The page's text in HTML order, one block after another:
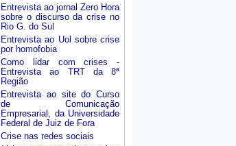
Entrevista ao jornal Zero Hora
sobre o discurso da crise no
Rio G. do Sul
Entrevista ao Uol sobre crise
por homofobia
Como lidar com crises -
Entrevista ao TRT da 8ª
Região
Entrevista ao site do Curso
de Comunicação
Empresarial, da Universidade
Federal de Juiz de Fora
Crise nas redes sociais